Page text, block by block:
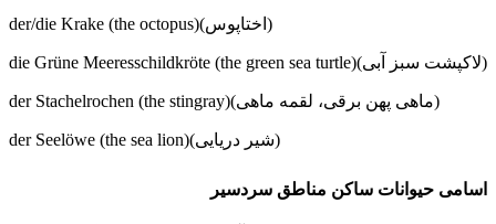
der/die Krake (the octopus)(اختاپوس)
die Grüne Meeresschildkröte (the green sea turtle)(لاکپشت سبز آبی)
der Stachelrochen (the stingray)(ماهی پهن برقی، لقمه ماهی)
der Seelöwe (the sea lion)(شیر دریایی)
اسامی حیوانات ساکن مناطق سردسیر